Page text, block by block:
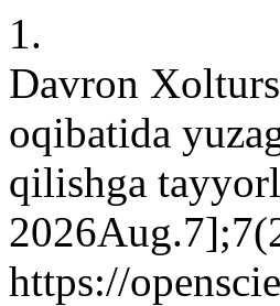
1.
Davron
oqibatida
qilishga
https://